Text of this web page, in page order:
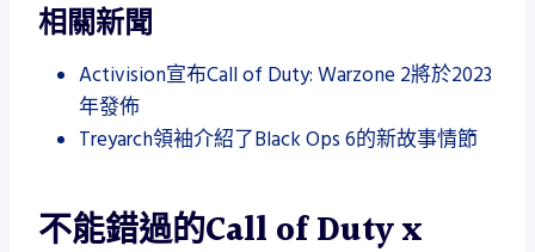
相關新聞
Activision宣布Call of Duty: Warzone 2將於2023
年發佈
Treyarch領袖介紹了Black Ops 6的新故事情節
不能錯過的Call of Duty x